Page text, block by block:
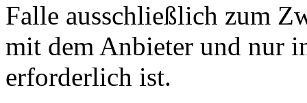
Falle ausschließlich zum
mit dem Anbieter und nur
erforderlich ist.